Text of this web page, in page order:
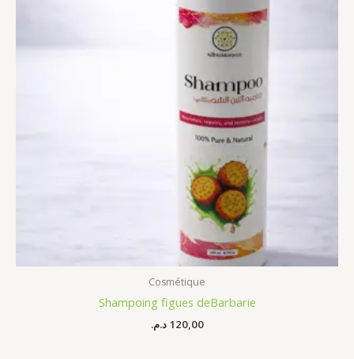
Cosmétique
Shampoing figues deBarbarie
120,00 د.م.